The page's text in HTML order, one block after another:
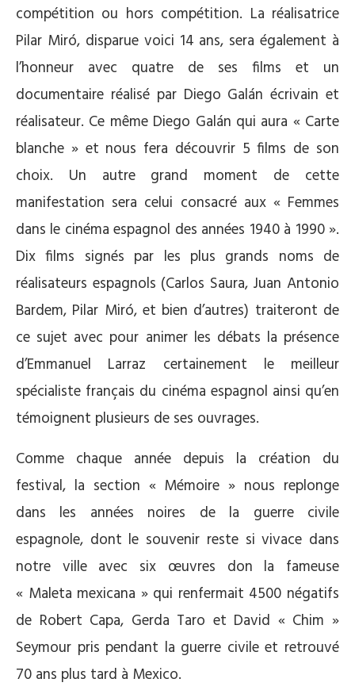
compétition ou hors compétition. La réalisatrice
Pilar Miró, disparue voici 14 ans, sera également à
l’honneur avec quatre de ses films et un
documentaire réalisé par Diego Galán écrivain et
réalisateur. Ce même Diego Galán qui aura « Carte
blanche » et nous fera découvrir 5 films de son
choix. Un autre grand moment de cette
manifestation sera celui consacré aux « Femmes
dans le cinéma espagnol des années 1940 à 1990 ».
Dix films signés par les plus grands noms de
réalisateurs espagnols (Carlos Saura, Juan Antonio
Bardem, Pilar Miró, et bien d’autres) traiteront de
ce sujet avec pour animer les débats la présence
d’Emmanuel Larraz certainement le meilleur
spécialiste français du cinéma espagnol ainsi qu’en
témoignent plusieurs de ses ouvrages.
Comme chaque année depuis la création du
festival, la section « Mémoire » nous replonge
dans les années noires de la guerre civile
espagnole, dont le souvenir reste si vivace dans
notre ville avec six œuvres don la fameuse
« Maleta mexicana » qui renfermait 4500 négatifs
de Robert Capa, Gerda Taro et David « Chim »
Seymour pris pendant la guerre civile et retrouvé
70 ans plus tard à Mexico.